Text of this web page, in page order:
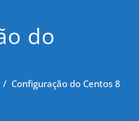
do
/ Configuração do Centos 8